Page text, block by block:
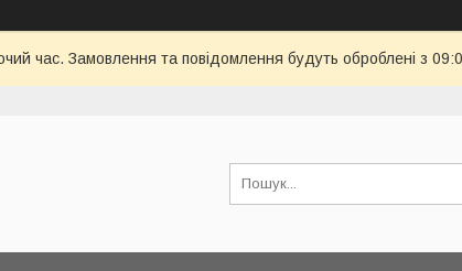
час. Замовлення та повідомлення будуть оброблені з